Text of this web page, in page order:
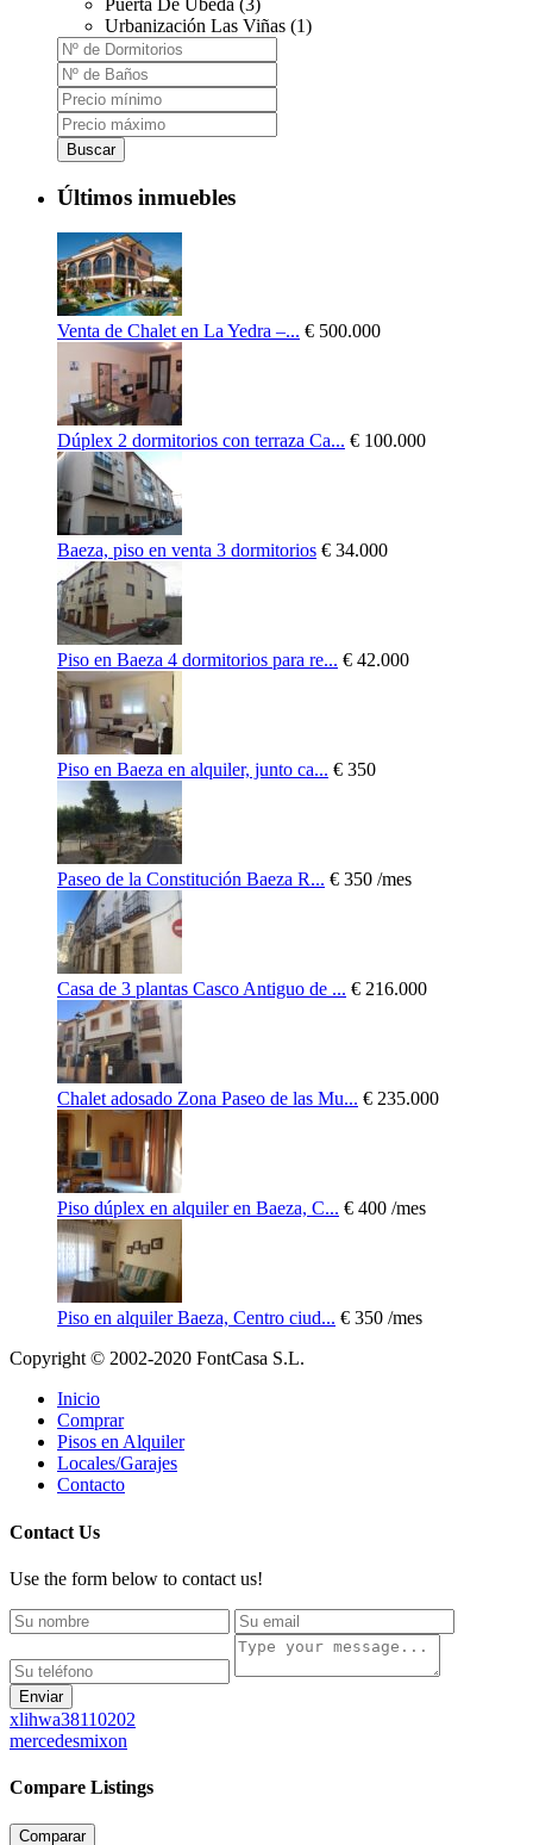
Urbanización Las Viñas (1)
Buscar
Últimos inmuebles
Venta de Chalet en La Yedra –... € 500.000
Dúplex 2 dormitorios con terraza Ca... € 100.000
Baeza, piso en venta 3 dormitorios € 34.000
Piso en Baeza 4 dormitorios para re... € 42.000
Piso en Baeza en alquiler, junto ca... € 350
Paseo de la Constitución Baeza R... € 350 /mes
Casa de 3 plantas Casco Antiguo de ... € 216.000
Chalet adosado Zona Paseo de las Mu... € 235.000
Piso dúplex en alquiler en Baeza, C... € 400 /mes
Piso en alquiler Baeza, Centro ciud... € 350 /mes
Copyright © 2002-2020 FontCasa S.L.
Inicio
Comprar
Pisos en Alquiler
Locales/Garajes
Contacto
Contact Us
Use the form below to contact us!
Enviar
xlihwa38110202
mercedesmixon
Compare Listings
Comparar